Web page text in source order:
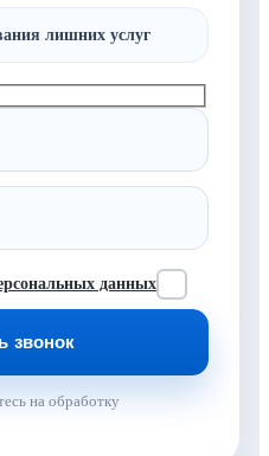
лишних услуг
данных
на обработку